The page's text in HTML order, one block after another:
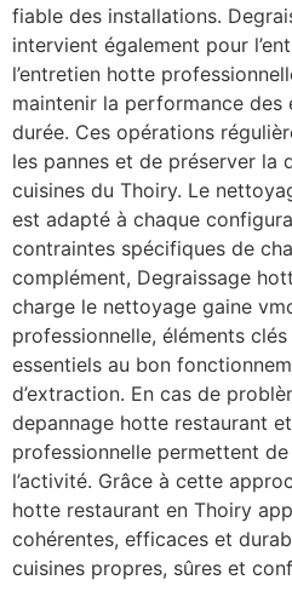
fiable des installations.
intervient également pour
l’entretien hotte
maintenir la performance des
durée. Ces opérations
les pannes et de préserver la
cuisines du Thoiry. Le
est adapté à chaque
contraintes spécifiques de
complément, Degraissage
charge le nettoyage gaine
professionnelle, éléments
essentiels au bon
d’extraction. En cas de
depannage hotte restaurant
professionnelle permettent
l’activité. Grâce à cette
hotte restaurant en Thoiry
cohérentes, efficaces et
cuisines propres, sûres et